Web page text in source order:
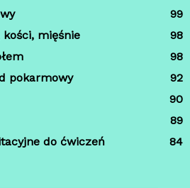
99
mięśnie
98
98
pokarmowy
92
90
89
do ćwiczeń
84